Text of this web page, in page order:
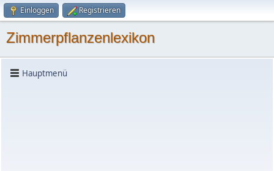
Einloggen Registrieren
Zimmerpflanzenlexikon
Hauptmenü